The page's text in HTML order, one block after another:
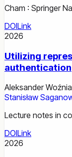
Cham : Springer
DOILink
2026
Utilizing
authentication
Aleksander
Stanisław
Lecture notes in
DOILink
2026